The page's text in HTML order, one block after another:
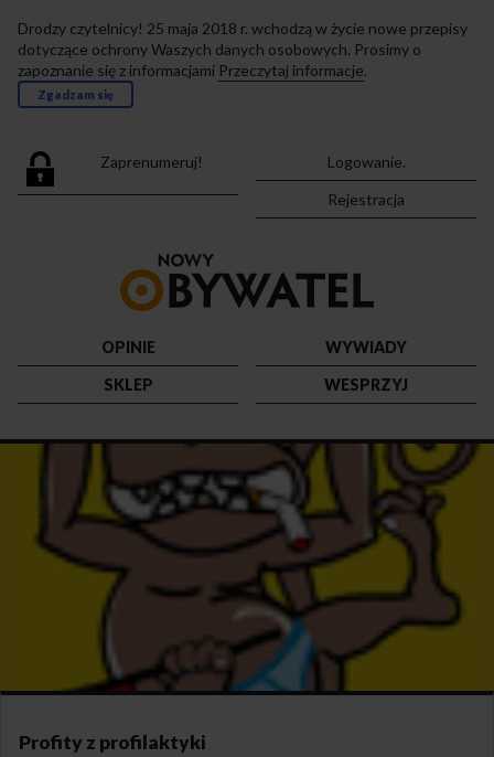
Drodzy czytelnicy! 25 maja 2018 r. wchodzą w życie nowe przepisy
dotyczące ochrony Waszych danych osobowych. Prosimy o
zapoznanie się z informacjami Przeczytaj informacje.
Zgadzam się
Zaprenumeruj!
Logowanie.
Rejestracja
strony
OPINIE
WYWIADY
SKLEP
WESPRZYJ
Profity z profilaktyki